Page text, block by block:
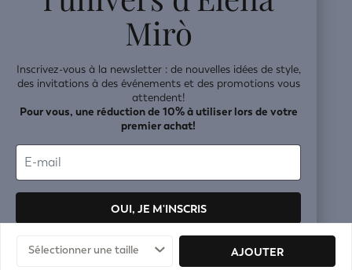
Sélectionner une taille AJOUTER
Mirò
Inscrivez-vous à la newsletter : de nouvelles idées de style,
des invitations à des événements et des promotions vous
attendent!
Pour vous, une réduction de 10% à utiliser lors de votre
premier achat!
OUI, JE M'INSCRIS
confidentialité.